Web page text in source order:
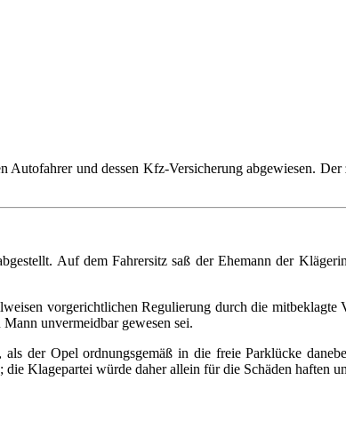
und dessen Kfz-Versicherung abgewiesen.
Auf dem Fahrersitz saß der Ehemann der
vorgerichtlichen Regulierung durch die
unvermeidbar gewesen sei.
der Opel ordnungsgemäß in die freie Parklücke
Klagepartei würde daher allein für die Schäden haften